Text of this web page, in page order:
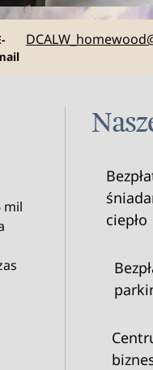
DCALW_homewood
mil
ciepło